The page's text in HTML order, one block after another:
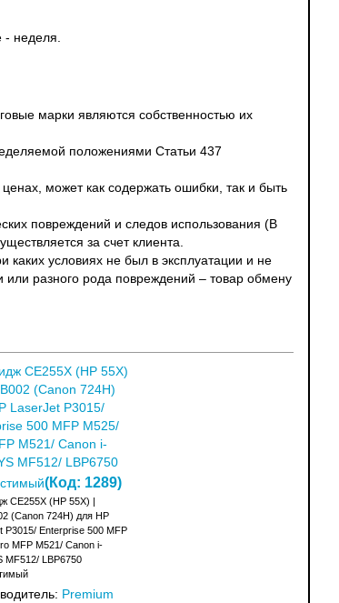
- неделя.
марки являются собственностью их
положениями Статьи 437
может как содержать ошибки, так и быть
повреждений и следов использования (В
за счет клиента.
каких условиях не был в эксплуатации и не
или разного рода повреждений – товар обмену
CE255X (HP 55X)
(Canon 724H)
LaserJet P3015/
500 MFP M525/
M521/ Canon i-
MF512/ LBP6750
(Код: 1289)
CE255X (HP 55X) |
(Canon 724H) для HP
P3015/ Enterprise 500 MFP
MFP M521/ Canon i-
MF512/ LBP6750
Premium